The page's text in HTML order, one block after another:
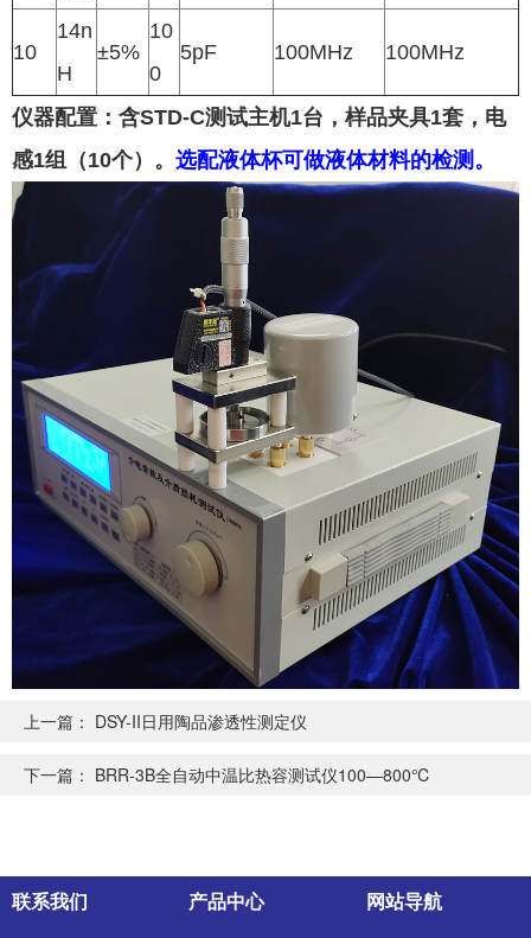
10
14n
H
±5%
10
0
5pF 100MHz 100MHz
仪器配置：含STD-C测试主机1台，样品夹具1套，电
感1组（10个）。 选配液体杯可做液体材料的检测。
上一篇： DSY-II日用陶品渗透性测定仪
下一篇： BRR-3B全自动中温比热容测试仪100—800℃
联系我们 产品中心 网站导航